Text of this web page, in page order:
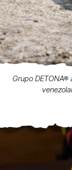
Grupo DETONA®